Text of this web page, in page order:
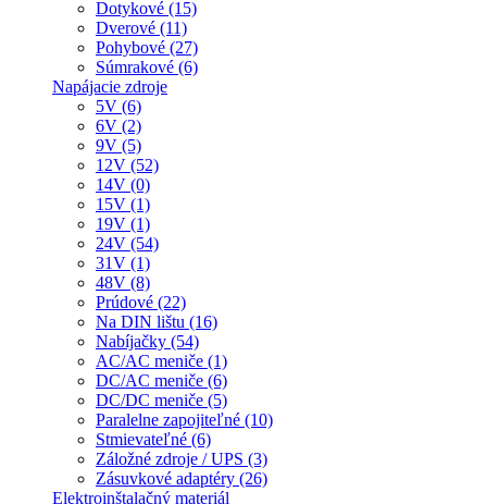
Dotykové (15)
Dverové (11)
Pohybové (27)
Súmrakové (6)
Napájacie zdroje
5V (6)
6V (2)
9V (5)
12V (52)
14V (0)
15V (1)
19V (1)
24V (54)
31V (1)
48V (8)
Prúdové (22)
Na DIN lištu (16)
Nabíjačky (54)
AC/AC meniče (1)
DC/AC meniče (6)
DC/DC meniče (5)
Paralelne zapojiteľné (10)
Stmievateľné (6)
Záložné zdroje / UPS (3)
Zásuvkové adaptéry (26)
Elektroinštalačný materiál